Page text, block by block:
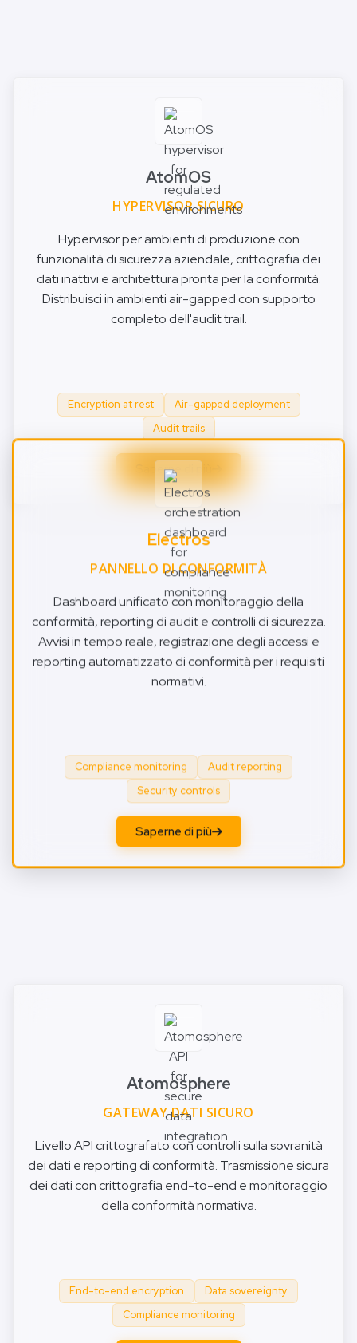
AtomOS
HYPERVISOR SICURO
Hypervisor per ambienti di produzione con
funzionalità di sicurezza aziendale, crittografia dei
dati inattivi e architettura pronta per la conformità.
Distribuisci in ambienti air-gapped con supporto
completo dell'audit trail.
Encryption at rest
Air-gapped deployment
Audit trails
Saperne di più
Electros
PANNELLO DI CONFORMITÀ
Dashboard unificato con monitoraggio della
conformità, reporting di audit e controlli di sicurezza.
Avvisi in tempo reale, registrazione degli accessi e
reporting automatizzato di conformità per i requisiti
normativi.
Compliance monitoring
Audit reporting
Security controls
Saperne di più
Atomosphere
GATEWAY DATI SICURO
Livello API crittografato con controlli sulla sovranità
dei dati e reporting di conformità. Trasmissione sicura
dei dati con crittografia end-to-end e monitoraggio
della conformità normativa.
End-to-end encryption
Data sovereignty
Compliance monitoring